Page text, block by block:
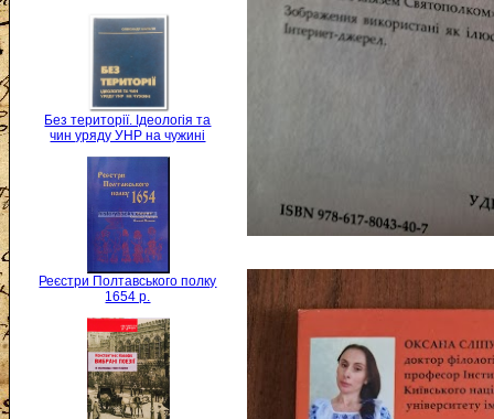
Без території. Ідеологія та
чин уряду УНР на чужині
Реєстри Полтавського полку
1654 р.